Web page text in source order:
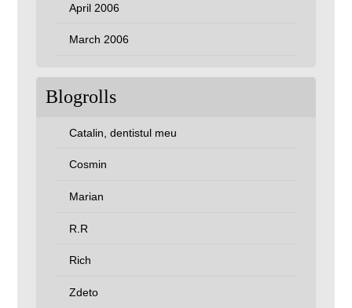
April 2006
March 2006
Blogrolls
Catalin, dentistul meu
Cosmin
Marian
R.R
Rich
Zdeto